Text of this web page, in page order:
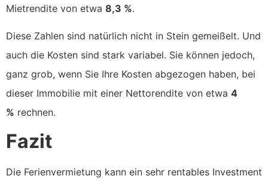
Mietrendite von etwa 8,3 %.
Diese Zahlen sind natürlich nicht in Stein gemeißelt. Und
auch die Kosten sind stark variabel. Sie können jedoch,
ganz grob, wenn Sie Ihre Kosten abgezogen haben, bei
dieser Immobilie mit einer Nettorendite von etwa 4
% rechnen.
Fazit
Die Ferienvermietung kann ein sehr rentables Investment